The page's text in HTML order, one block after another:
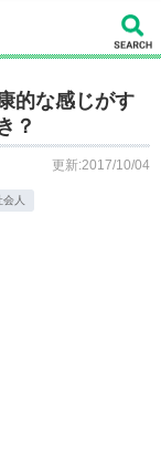
的な感じがす
？
更新:2017/10/04
会人